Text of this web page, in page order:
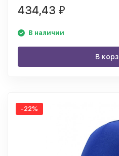
434,43 ₽
В наличии
В
-22%